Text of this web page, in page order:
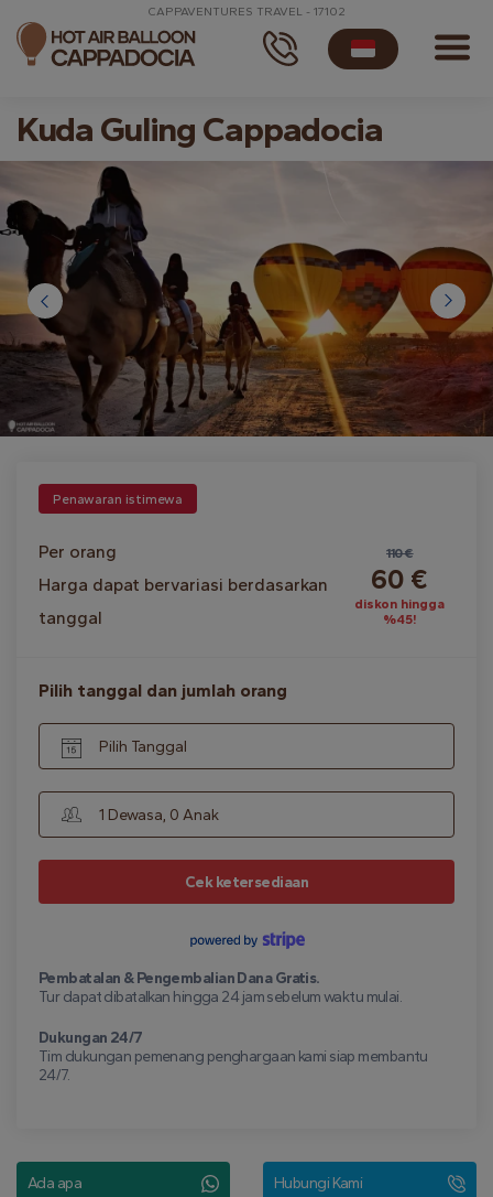
CAPPAVENTURES TRAVEL - 17102
Kuda Guling Cappadocia
Penawaran istimewa
Per orang
Harga dapat bervariasi berdasarkan
tanggal
110 €
60 €
diskon hingga
%45!
Pilih tanggal dan jumlah orang
Pilih Tanggal
1 Dewasa, 0 Anak
Cek ketersediaan
Pembatalan & Pengembalian Dana Gratis.
Tur dapat dibatalkan hingga 24 jam sebelum waktu mulai.
Dukungan 24/7
Tim dukungan pemenang penghargaan kami siap membantu
24/7.
Ada apa Hubungi Kami